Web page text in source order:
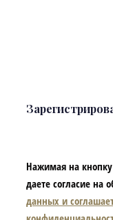
Нажимая на кнопку
даете согласие на
данных и